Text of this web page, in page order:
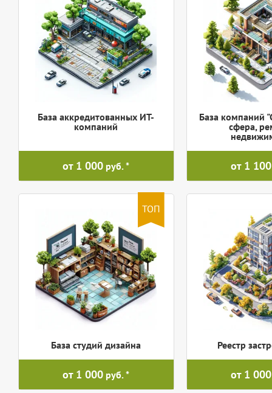
База аккредитованных ИТ-
компаний
от 1 000 руб.
База компаний
сфера,
от 1 100
ТОП
База студий дизайна
от 1 000 руб.
Реестр
от 1 000